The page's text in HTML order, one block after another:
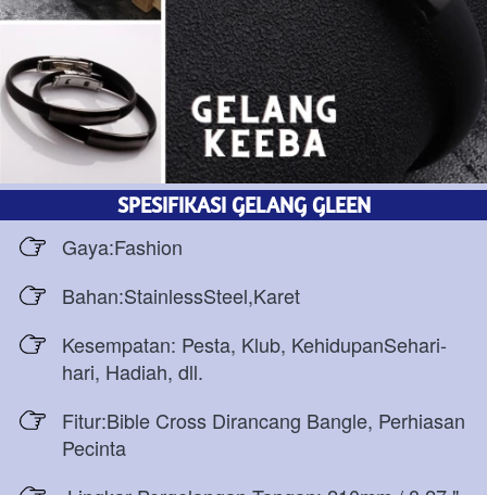
SPESIFIKASI GELANG GLEEN
Gaya:Fashion
Bahan:StainlessSteel,Karet
Kesempatan: Pesta, Klub, KehidupanSehari-
hari, Hadiah, dll.
Fitur:Bible Cross Dirancang Bangle, Perhiasan
Pecinta